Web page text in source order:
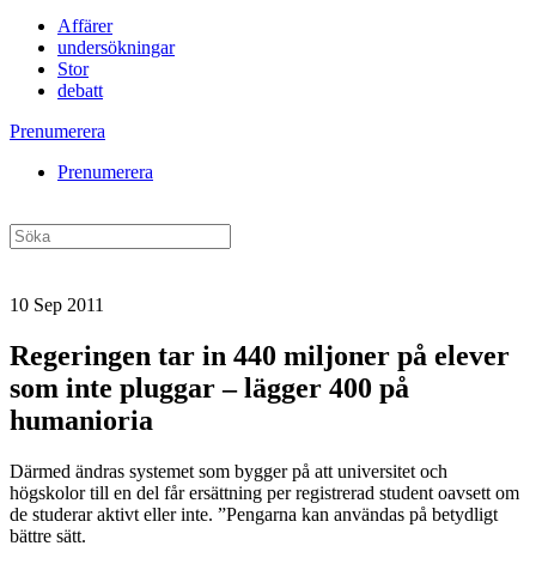
Affärer
undersökningar
Stor
debatt
Prenumerera
Prenumerera
10 Sep 2011
Regeringen tar in 440 miljoner på elever
som inte pluggar – lägger 400 på
humanioria
Därmed ändras systemet som bygger på att universitet och
högskolor till en del får ersättning per registrerad student oavsett om
de studerar aktivt eller inte. ”Pengarna kan användas på betydligt
bättre sätt.